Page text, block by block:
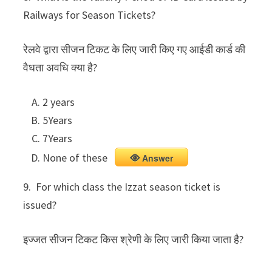
Railways for Season Tickets?
रेलवे द्वारा सीजन टिकट के लिए जारी किए गए आईडी कार्ड की
वैधता अवधि क्या है?
2 years
5Years
7Years
None of these
Answer
9. For which class the Izzat season ticket is
issued?
इज्जत सीजन टिकट किस श्रेणी के लिए जारी किया जाता है?